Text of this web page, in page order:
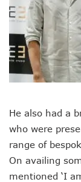
He also had a
who were
range of
On availing
mentioned ‘I